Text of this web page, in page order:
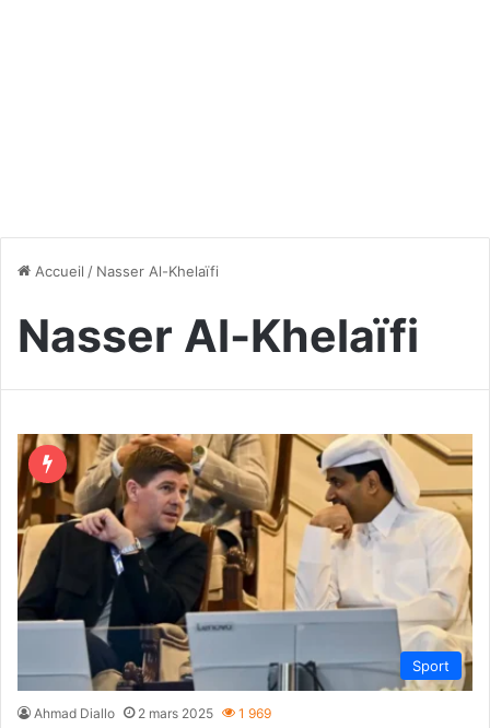
Accueil / Nasser Al-Khelaïfi
Nasser Al-Khelaïfi
Sport
Ahmad Diallo 2 mars 2025 1 969